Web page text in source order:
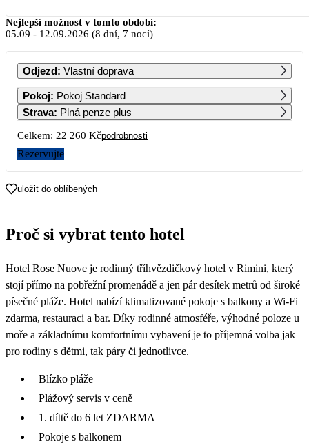
Září 2026
PO ÚT ST ČT PÁ SO NE
1 2 3 4 5 6
7 8 9 10 11 12 13
21
28 29 30
Nejlepší možnost v tomto období:
05.09 - 12.09.2026 (8 dní, 7 nocí)
Odjezd: Vlastní doprava
Pokoj: Pokoj Standard
Strava: Plná penze plus
Celkem: 22 260 Kčpodrobnosti
Rezervujte
uložit do oblíbených
Proč si vybrat tento hotel
Hotel Rose Nuove je rodinný tříhvězdičkový hotel v Rimini, který
stojí přímo na pobřežní promenádě a jen pár desítek metrů od široké
písečné pláže. Hotel nabízí klimatizované pokoje s balkony a Wi-Fi
zdarma, restauraci a bar. Díky rodinné atmosféře, výhodné poloze u
moře a základnímu komfortnímu vybavení je to příjemná volba jak
pro rodiny s dětmi, tak páry či jednotlivce.
Blízko pláže
Plážový servis v ceně
1. díttě do 6 let ZDARMA
Pokoje s balkonem